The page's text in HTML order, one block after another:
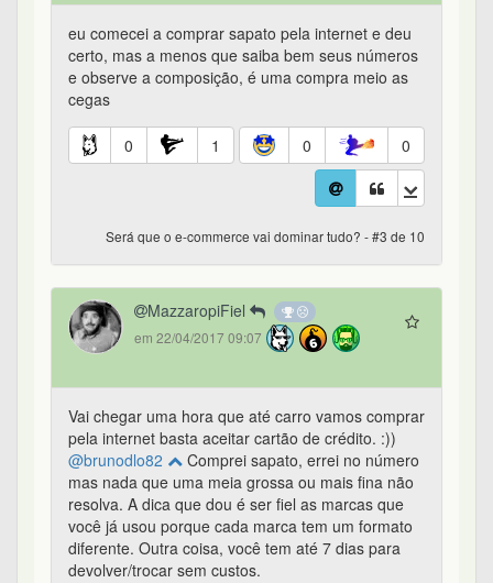
eu comecei a comprar sapato pela internet e deu
certo, mas a menos que saiba bem seus números
e observe a composição, é uma compra meio as
cegas
0 1 0 0
Será que o e-commerce vai dominar tudo? - #3 de 10
MazzaropiFiel
em 22/04/2017 09:07
Vai chegar uma hora que até carro vamos comprar
pela internet basta aceitar cartão de crédito. :))
@brunodlo82
Comprei sapato, errei no número
mas nada que uma meia grossa ou mais fina não
resolva. A dica que dou é ser fiel as marcas que
você já usou porque cada marca tem um formato
diferente. Outra coisa, você tem até 7 dias para
devolver/trocar sem custos.